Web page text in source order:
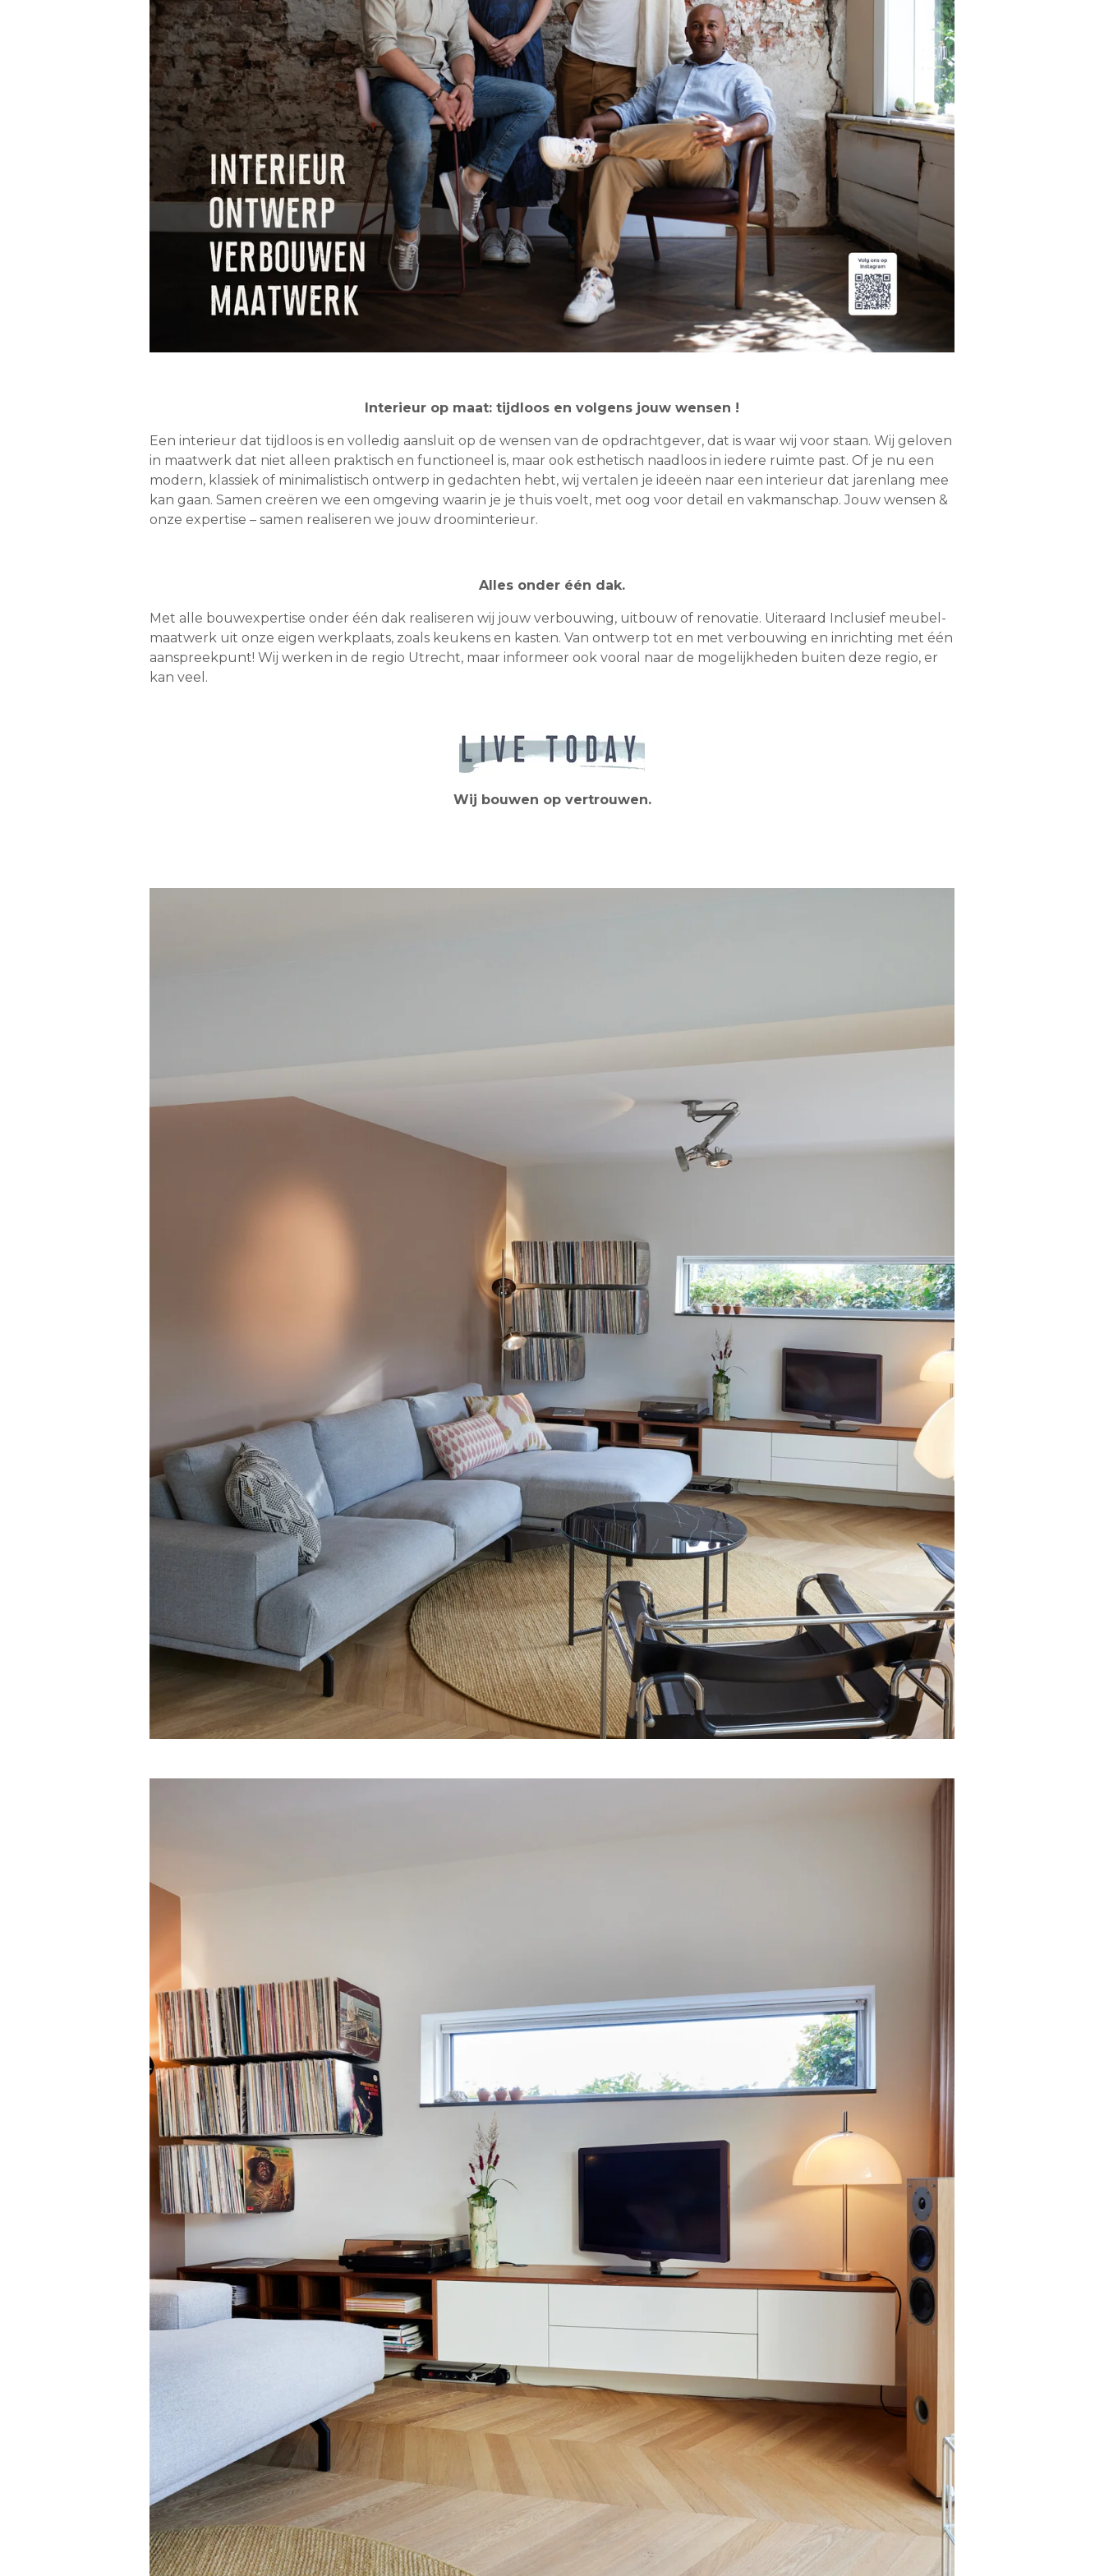
Interieur op maat: tijdloos en volgens jouw wensen !
Een interieur dat tijdloos is en volledig aansluit op de wensen van de opdrachtgever, dat is waar wij voor staan. Wij geloven
in maatwerk dat niet alleen praktisch en functioneel is, maar ook esthetisch naadloos in iedere ruimte past. Of je nu een
modern, klassiek of minimalistisch ontwerp in gedachten hebt, wij vertalen je ideeën naar een interieur dat jarenlang mee
kan gaan. Samen creëren we een omgeving waarin je je thuis voelt, met oog voor detail en vakmanschap. Jouw wensen &
onze expertise – samen realiseren we jouw droominterieur.
Alles onder één dak.
Met alle bouwexpertise onder één dak realiseren wij jouw verbouwing, uitbouw of renovatie. Uiteraard Inclusief meubel-
maatwerk uit onze eigen werkplaats, zoals keukens en kasten. Van ontwerp tot en met verbouwing en inrichting met één
aanspreekpunt! Wij werken in de regio Utrecht, maar informeer ook vooral naar de mogelijkheden buiten deze regio, er
kan veel.
Wij bouwen op vertrouwen.